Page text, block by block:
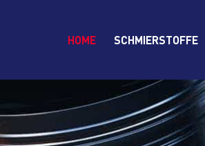
HOME SCHMIERSTOFFE